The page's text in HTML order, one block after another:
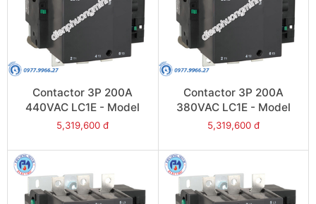
Contactor 3P 200A
440VAC LC1E - Model
LC1E200R6
5,319,600 đ
Contactor 3P 200A
380VAC LC1E - Model
LC1E200Q6
5,319,600 đ